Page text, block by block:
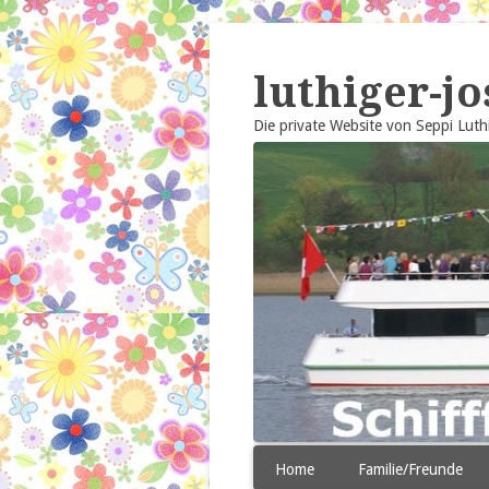
überspringen
luthiger-
Die private Website von Seppi
Navigation
Home Familie/Freunde